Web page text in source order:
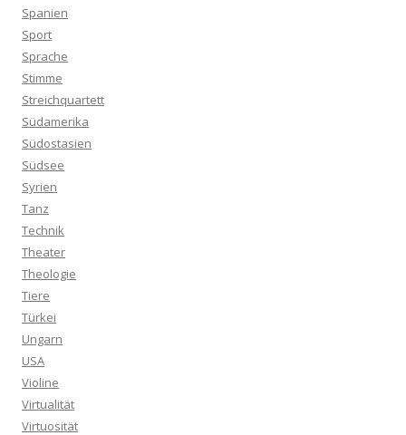
Spanien
Sport
Sprache
Stimme
Streichquartett
Südamerika
Südostasien
Südsee
Syrien
Tanz
Technik
Theater
Theologie
Tiere
Türkei
Ungarn
USA
Violine
Virtualität
Virtuosität